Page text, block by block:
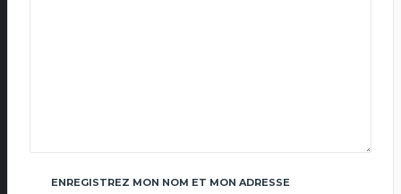
ENREGISTREZ MON NOM ET MON ADRESSE